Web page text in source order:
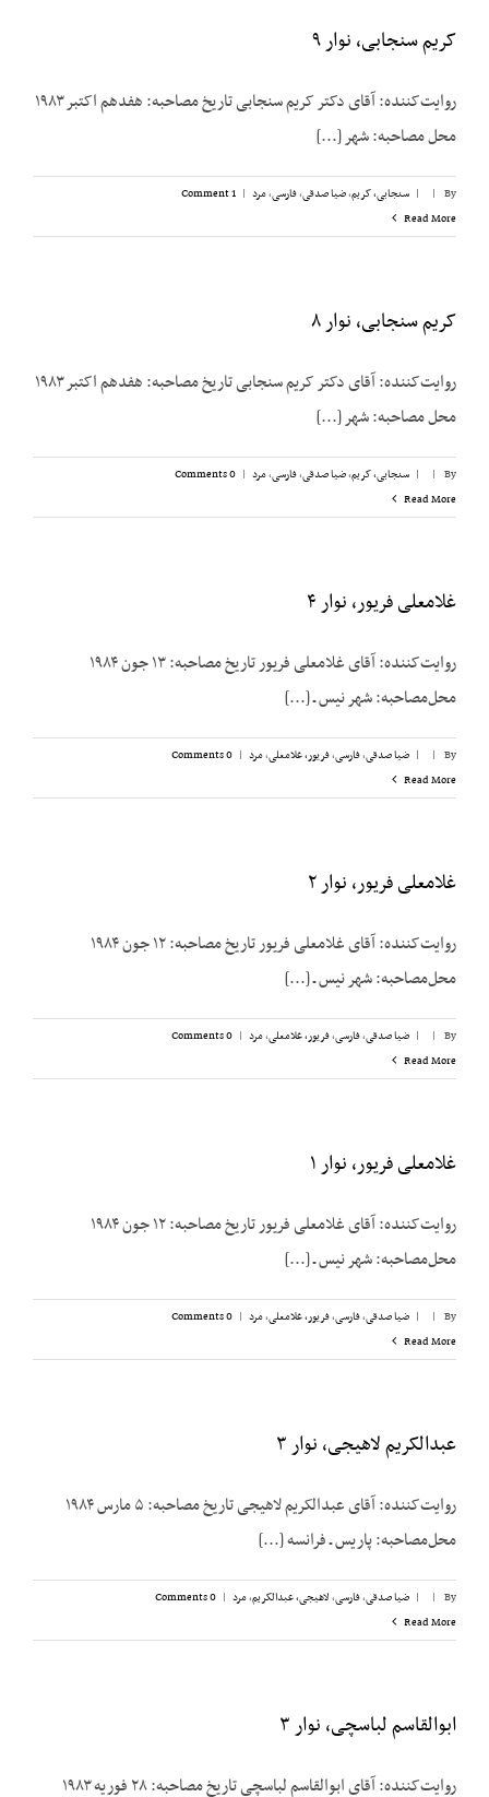
کریم سنجابی،‌ نوار ۹
روایت‌‌کننده: آقای دکتر کریم سنجابی تاریخ مصاحبه: هفدهم اکتبر ۱۹۸۳
محل مصاحبه: شهر [...]
By
|
| سنجابی، کریم,ضیا صدقی,فارسی,مرد |
1 Comment
Read More
کریم سنجابی، نوار ۸
روایت‌‌کننده: آقای دکتر کریم سنجابی تاریخ مصاحبه: هفدهم اکتبر ۱۹۸۳
محل مصاحبه: شهر [...]
By
|
| سنجابی، کریم,ضیا صدقی,فارسی,مرد |
0 Comments
Read More
غلامعلی فریور، نوار ۴
روایت‌کننده: آقای غلامعلی فریور تاریخ مصاحبه: ۱۳ جون ۱۹۸۴
محل‌مصاحبه: شهر نیس ـ [...]
By
|
| ضیا صدقی,فارسی,فریور، غلامعلی,مرد |
0 Comments
Read More
غلامعلی فریور، نوار ۲
روایت‌کننده: آقای غلامعلی فریور تاریخ مصاحبه: ۱۲ جون ۱۹۸۴
محل‌مصاحبه: شهر نیس ـ [...]
By
|
| ضیا صدقی,فارسی,فریور، غلامعلی,مرد |
0 Comments
Read More
غلامعلی فریور، نوار ۱
روایت‌کننده: آقای غلامعلی فریور تاریخ مصاحبه: ۱۲ جون ۱۹۸۴
محل‌مصاحبه: شهر نیس ـ [...]
By
|
| ضیا صدقی,فارسی,فریور، غلامعلی,مرد |
0 Comments
Read More
عبدالکریم لاهیجی، نوار ۳
روایت‌کننده: آقای عبدالکریم لاهیجی تاریخ مصاحبه: ۵ مارس ۱۹۸۴
محل‌مصاحبه: پاریس ـ فرانسه [...]
By
|
| ضیا صدقی,فارسی,لاهیجی، عبدالکریم,مرد |
0 Comments
Read More
ابوالقاسم لباسچی، نوار ۳
روایت‌کننده: آقای ابوالقاسم لباسچی تاریخ مصاحبه: ۲۸ فوریه ۱۹۸۳